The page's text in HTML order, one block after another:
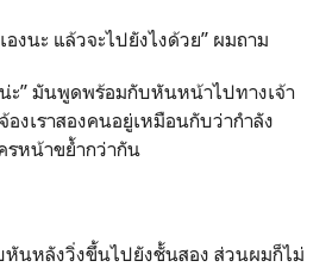
งนะ แล้วจะไปยังไงด้วย” ผมถาม
ะ” มันพูดพร้อมกับหันหน้าไปทางเจ้า
งเราสองคนอยู่เหมือนกับว่ากำลัง
รหน้าขย้ำกว่ากัน
หันหลังวิ่งขึ้นไปยังชั้นสอง ส่วนผมก็ไม่